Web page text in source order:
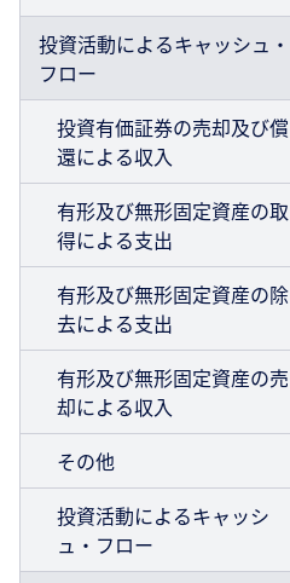
投資活動によるキャッシュ・
フロー
投資有価証券の売却及び償
還による収入
有形及び無形固定資産の取
得による支出
有形及び無形固定資産の除
去による支出
有形及び無形固定資産の売
却による収入
その他
投資活動によるキャッシ
ュ・フロー